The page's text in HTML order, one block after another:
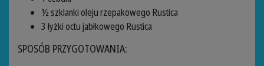
½ szklanki oleju rzepakowego Rustica
3 łyżki octu jabłkowego Rustica
SPOSÓB PRZYGOTOWANIA: